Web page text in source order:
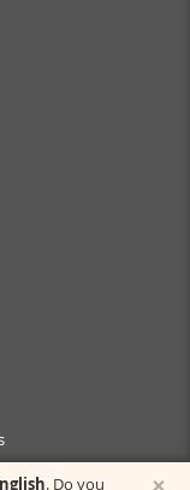
. Do you